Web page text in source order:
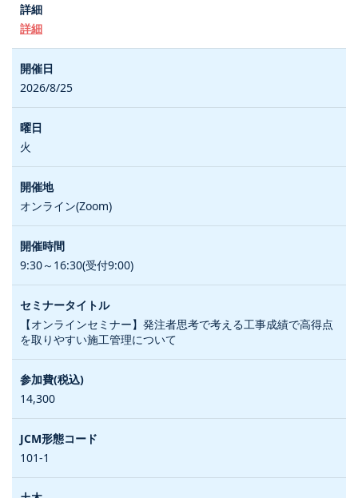
詳細
2026/8/25
火
オンライン(Zoom)
9:30～16:30(受付9:00)
【オンラインセミナー】発注者思考で考える工事成績で高得点
を取りやすい施工管理について
14,300
101-1